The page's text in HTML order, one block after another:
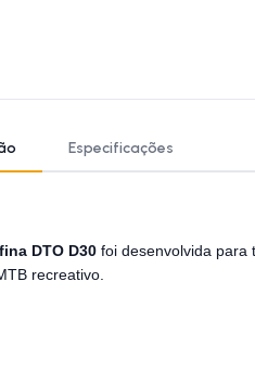
Especificações
DTO D30 foi desenvolvida para
recreativo.